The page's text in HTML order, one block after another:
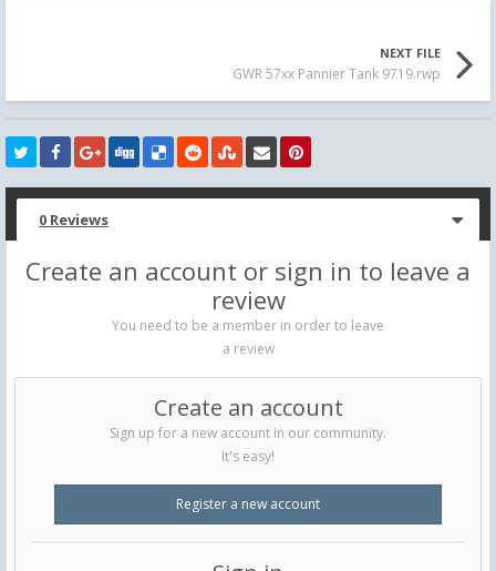
NEXT FILE
GWR 57xx Pannier Tank 9719.rwp
0 Reviews
Create an account or sign in to leave a
review
You need to be a member in order to leave
a review
Create an account
Sign up for a new account in our community.
It's easy!
Register a new account